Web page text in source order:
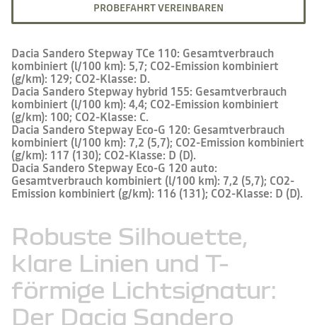
PROBEFAHRT VEREINBAREN
Dacia Sandero Stepway TCe 110: Gesamtverbrauch
kombiniert (l/100 km): 5,7; CO2-Emission kombiniert
(g/km): 129; CO2-Klasse: D.
Dacia Sandero Stepway hybrid 155: Gesamtverbrauch
kombiniert (l/100 km): 4,4; CO2-Emission kombiniert
(g/km): 100; CO2-Klasse: C.
Dacia Sandero Stepway Eco-G 120: Gesamtverbrauch
kombiniert (l/100 km): 7,2 (5,7); CO2-Emission kombiniert
(g/km): 117 (130); CO2-Klasse: D (D).
Dacia Sandero Stepway Eco-G 120 auto:
Gesamtverbrauch kombiniert (l/100 km): 7,2 (5,7); CO2-
Emission kombiniert (g/km): 116 (131); CO2-Klasse: D (D).
Robuste Silhouette,
klare Linien und T-
förmige Lichtsignatur:
Der Dacia Sandero